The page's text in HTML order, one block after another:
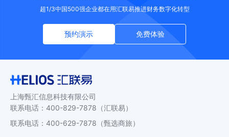
超1/3中国500强企业都在用汇联易推进财务数字化转型
预约演示 免费体验
上海甄汇信息科技有限公司
联系电话 ： 400-829-7878 （汇联易）
联系电话 ： 400-629-7878 （甄选商旅）